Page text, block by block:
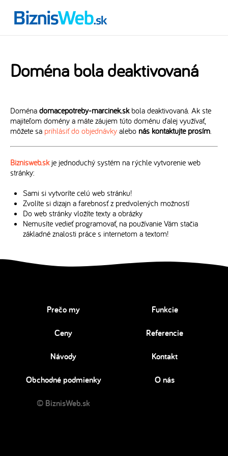
Doména bola deaktivovaná
Doména domacepotreby-marcinek.skbola deaktivovaná. Ak ste
majiteľom domény a máte záujem túto doménu ďalej využívať,
môžete sa prihlásiť do objednávky alebo nás kontaktujte prosím.
Biznisweb.skje jednoduchý systém na rýchle vytvorenie web
stránky:
Sami si vytvoríte celú web stránku!
Zvolíte si dizajn a farebnosť z predvolených možností
Do web stránky vložíte texty a obrázky
Nemusíte vedieť programovať, na používanie Vám stačia
základné znalosti práce s internetom a textom!
Prečo my Funkcie
Ceny Referencie
Návody Kontakt
Obchodné podmienky O nás
© BiznisWeb.sk